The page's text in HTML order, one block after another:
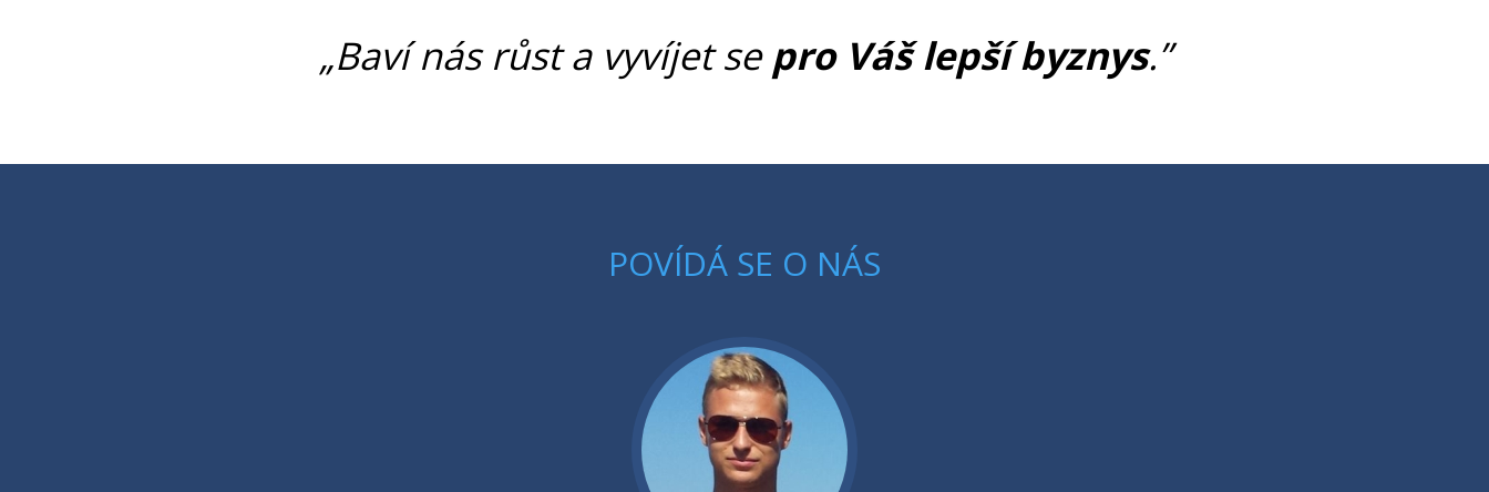
„Baví nás růst a vyvíjet sepro Váš lepší byznys.”
POVÍDÁ SE O NÁS